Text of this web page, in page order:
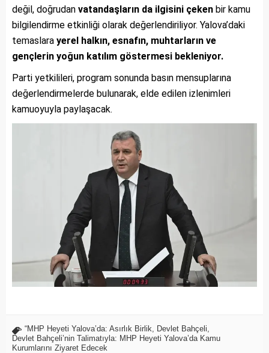
değil, doğrudan vatandaşların da ilgisini çeken bir kamu
bilgilendirme etkinliği olarak değerlendiriliyor. Yalova’daki
temaslara yerel halkın, esnafın, muhtarların ve
gençlerin yoğun katılım göstermesi bekleniyor.
Parti yetkilileri, program sonunda basın mensuplarına
değerlendirmelerde bulunarak, elde edilen izlenimleri
kamuoyuyla paylaşacak.
“MHP Heyeti Yalova’da: Asırlık Birlik Devlet Bahçeli
Devlet Bahçeli’nin Talimatıyla: MHP Heyeti Yalova’da Kamu
Kurumlarını Ziyaret Edecek